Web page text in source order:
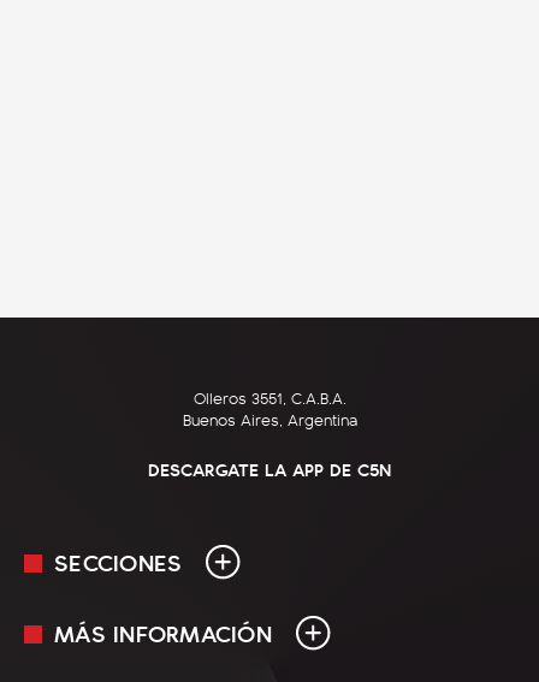
Olleros 3551, C.A.B.A.
Buenos Aires, Argentina
DESCARGATE LA APP DE C5N
SECCIONES
En Vivo
MÁS INFORMACIÓN